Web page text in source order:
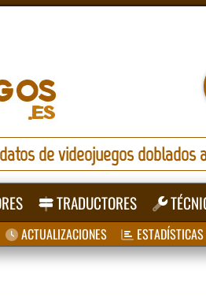
de videojuegos doblados
TRADUCTORES
ACTUALIZACIONES ESTADÍSTICAS